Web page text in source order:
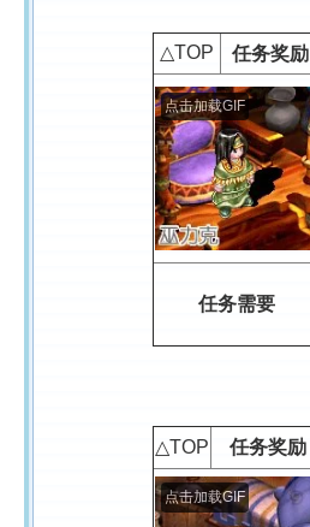
△TOP 任务奖励
点击加载GIF
任务需要
△TOP 任务奖励
点击加载GIF